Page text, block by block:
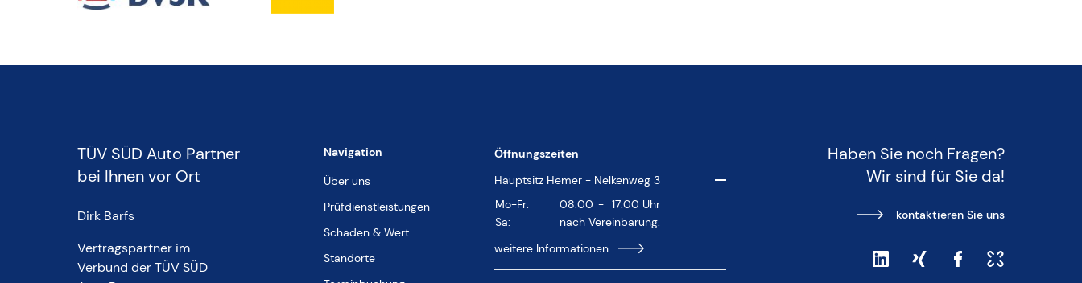
TÜV SÜD Auto Partner
bei Ihnen vor Ort
Dirk Barfs
Vertragspartner im
Verbund der TÜV SÜD
Navigation
Über uns
Prüfdienstleistungen
Schaden & Wert
Standorte
Öffnungszeiten
Hauptsitz Hemer - Nelkenweg 3
Mo-Fr:
08:00 - 17:00 Uhr
Sa:
nach Vereinbarung.
weitere Informationen
Haben Sie noch Fragen?
Wir sind für Sie da!
kontaktieren Sie uns